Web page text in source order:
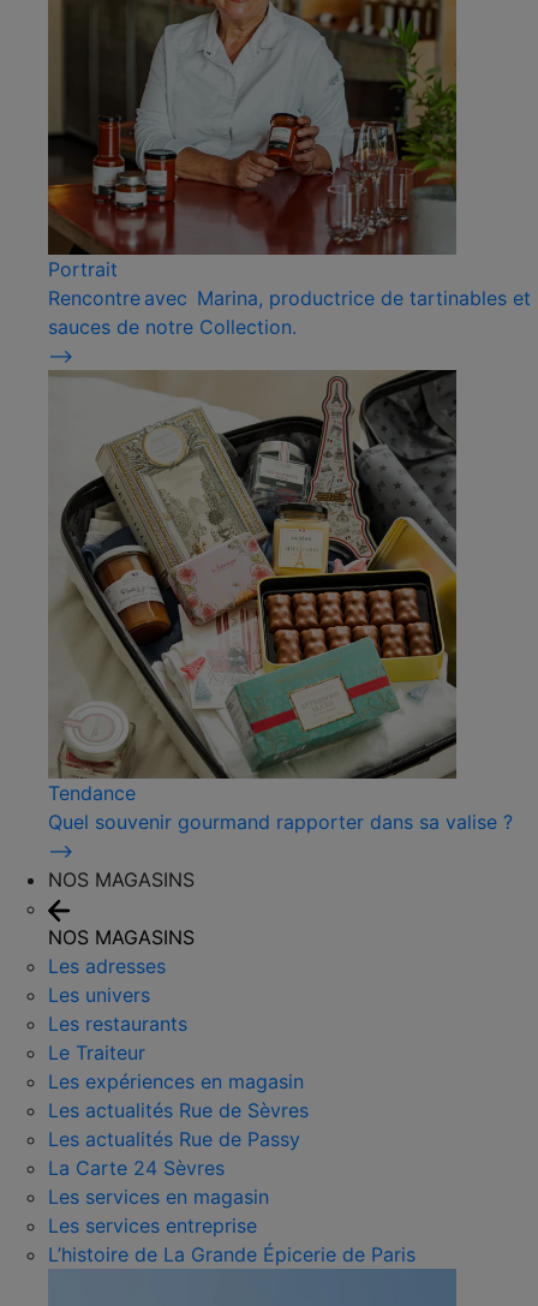
Portrait
Rencontre avec Marina, productrice de tartinables et
sauces de notre Collection.
⟶
Tendance
Quel souvenir gourmand rapporter dans sa valise ?
⟶
NOS MAGASINS
NOS MAGASINS
Les adresses
Les univers
Les restaurants
Le Traiteur
Les expériences en magasin
Les actualités Rue de Sèvres
Les actualités Rue de Passy
La Carte 24 Sèvres
Les services en magasin
Les services entreprise
L’histoire de La Grande Épicerie de Paris